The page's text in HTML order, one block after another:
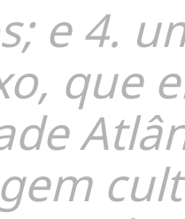
e 4.
que